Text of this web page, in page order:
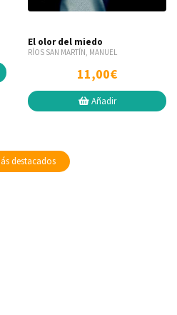
El olor del miedo
RÍOS SAN MARTÍN, MANUEL
11,00€
Añadir
destacados